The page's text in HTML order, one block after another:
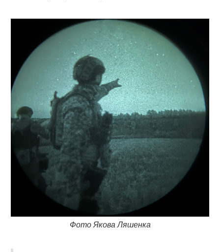
Фото Якова Ляшенка